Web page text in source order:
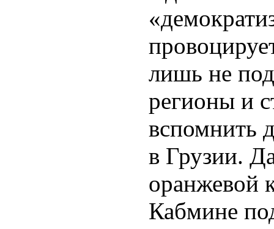
лишь не
регионы и
вспомнить
в Грузии.
оранжевой
Кабмине